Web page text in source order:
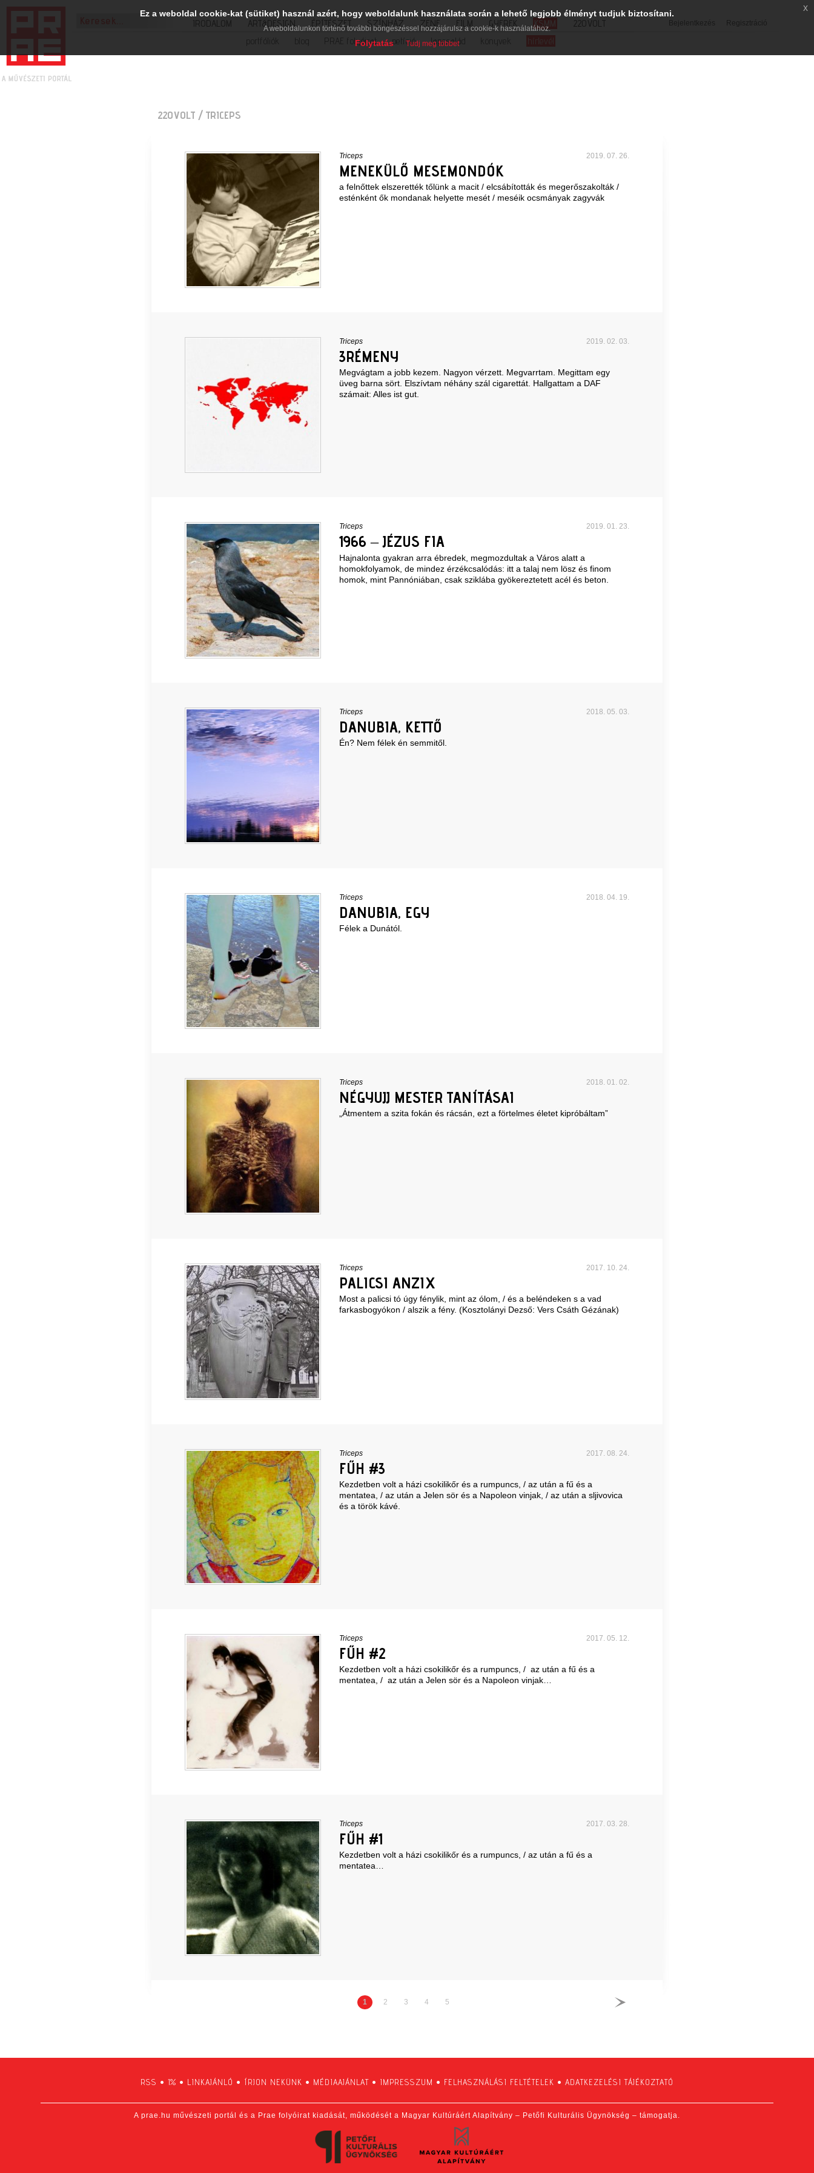
Bejelentkezés Regisztráció
IRODALOM ART&DESIGN ÉPÍTÉSZET SZÍNHÁZ ZENE FILM GYEREK KSMM
220VOLT
portfóliók
PRAE folyóirat petíció lapcsalád könyvek hírlevél
220VOLT / TRICEPS
Triceps 2019. 07. 26.
MENEKÜLŐ MESEMONDÓK
a felnőttek elszerették tőlünk a macit / elcsábították és megerőszakolták /
esténként ők mondanak helyette mesét / meséik ocsmányak zagyvák
Triceps 2019. 02. 03.
3RÉMENY
Megvágtam a jobb kezem. Nagyon vérzett. Megvarrtam. Megittam egy
üveg barna sört. Elszívtam néhány szál cigarettát. Hallgattam a DAF
számait: Alles ist gut.
Triceps 2019. 01. 23.
1966 – JÉZUS FIA
Hajnalonta gyakran arra ébredek, megmozdultak a Város alatt a
homokfolyamok, de mindez érzékcsalódás: itt a talaj nem lösz és finom
homok, mint Pannóniában, csak sziklába gyökereztetett acél és beton.
Triceps 2018. 05. 03.
DANUBIA, KETTŐ
Én? Nem félek én semmitől.
Triceps 2018. 04. 19.
DANUBIA, EGY
Félek a Dunától.
Triceps 2018. 01. 02.
NÉGYUJJ MESTER TANÍTÁSAI
„Átmentem a szita fokán és rácsán, ezt a förtelmes életet kipróbáltam”
Triceps 2017. 10. 24.
PALICSI ANZIX
Most a palicsi tó úgy fénylik, mint az ólom, / és a beléndeken s a vad
farkasbogyókon / alszik a fény. (Kosztolányi Dezső: Vers Csáth Gézának)
Triceps 2017. 08. 24.
FŰH #3
Kezdetben volt a házi csokilikőr és a rumpuncs, / az után a fű és a
mentatea, / az után a Jelen sör és a Napoleon vinjak, / az után a sljivovica
és a török kávé.
Triceps 2017. 05. 12.
FŰH #2
Kezdetben volt a házi csokilikőr és a rumpuncs, / az után a fű és a
mentatea, / az után a Jelen sör és a Napoleon vinjak…
Triceps 2017. 03. 28.
FŰH #1
Kezdetben volt a házi csokilikőr és a rumpuncs, / az után a fű és a
mentatea…
1 2 3 4 5
RSS • 1% • LINKAJÁNLÓ • ÍRJON NEKÜNK • MÉDIAAJÁNLAT • IMPRESSZUM • FELHASZNÁLÁSI FELTÉTELEK • ADATKEZELÉSI TÁJÉKOZTATÓ
A prae.hu művészeti portál és a Prae folyóirat kiadását, működését a Magyar Kultúráért Alapítvány – Petőfi Kulturális Ügynökség – támogatja.
Ez a weboldal cookie-kat (sütiket) használ azért, hogy weboldalunk használata során a lehető legjobb élményt tudjuk biztosítani.
A weboldalunkon történő további böngészéssel hozzájárulsz a cookie-k használatához.
Folytatás Tudj meg többet
x